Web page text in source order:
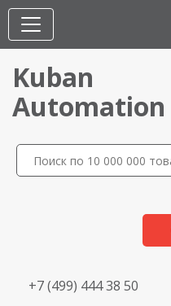
Kuban
Automation
+7 (499) 444 38 50